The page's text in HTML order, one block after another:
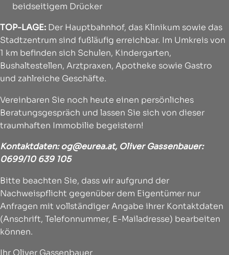
beidseitigem Drücker
TOP-LAGE: Der Hauptbahnhof, das Klinikum sowie das
Stadtzentrum sind fußläufig erreichbar. Im Umkreis von
1 km befinden sich Schulen, Kindergarten,
Bushaltestellen, Arztpraxen, Apotheke sowie Gastro
und zahlreiche Geschäfte.
Vereinbaren Sie noch heute einen persönliches
Beratungsgespräch und lassen Sie sich von dieser
traumhaften Immobilie begeistern!
Kontaktdaten:og@eurea.at, Oliver Gassenbauer:
0699/10 639 105
Bitte beachten Sie, dass wir aufgrund der
Nachweispflicht gegenüber dem Eigentümer nur
Anfragen mit vollständiger Angabe ihrer Kontaktdaten
(Anschrift, Telefonnummer, E-Mailadresse) bearbeiten
können.
Ihr Oliver Gassenbauer